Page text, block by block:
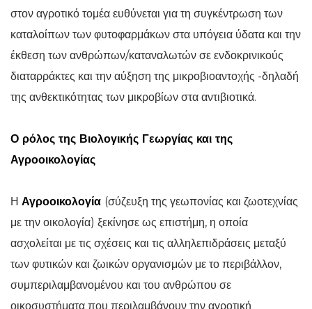
στον αγροτικό τομέα ευθύνεται για τη συγκέντρωση των
καταλοίπων των φυτοφαρμάκων στα υπόγεια ύδατα και την
έκθεση των ανθρώπων/καταναλωτών σε ενδοκρινικούς
διαταρράκτες και την αύξηση της μικροβιοαντοχής -δηλαδή
της ανθεκτικότητας των μικροβίων στα αντιβιοτικά.
Ο ρόλος της Βιολογικής Γεωργίας και της
Αγροοικολογίας
Η Αγροοικολογία (σύζευξη της γεωπονίας και ζωοτεχνίας
με την οικολογία) ξεκίνησε ως επιστήμη, η οποία
ασχολείται με τις σχέσεις και τις αλληλεπιδράσεις μεταξύ
των φυτικών και ζωικών οργανισμών με το περιβάλλον,
συμπεριλαμβανομένου και του ανθρώπου σε
οικοσυστήματα που περιλαμβάνουν την αγροτική